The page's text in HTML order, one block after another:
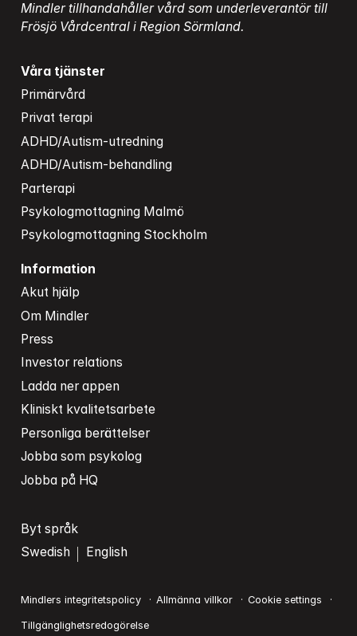
Mindler tillhandahåller vård som underleverantör till
Frösjö Vårdcentral i Region Sörmland.
Våra tjänster
Primärvård
Privat terapi
ADHD/Autism-utredning
ADHD/Autism-behandling
Parterapi
Psykologmottagning Malmö
Psykologmottagning Stockholm
Information
Akut hjälp
Om Mindler
Press
Investor relations
Ladda ner appen
Kliniskt kvalitetsarbete
Personliga berättelser
Jobba som psykolog
Jobba på HQ
Byt språk
Swedish
English
Mindlers integritetspolicy Allmänna villkor Cookie settings
Tillgänglighetsredogörelse